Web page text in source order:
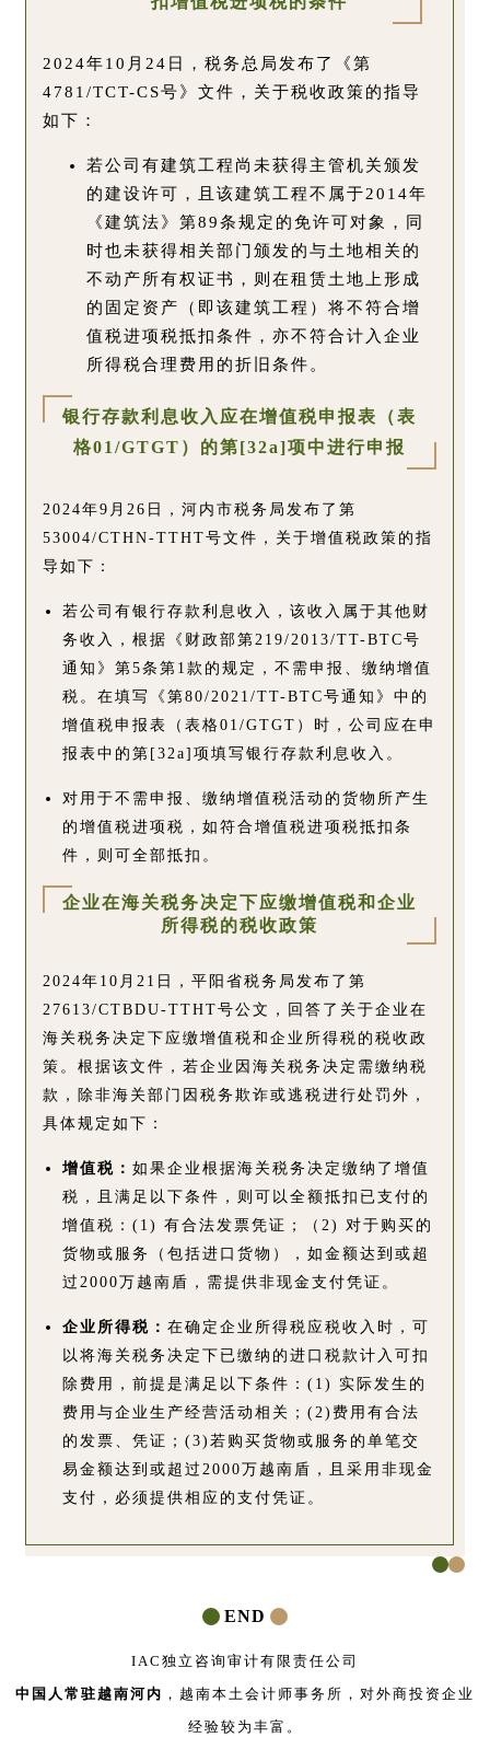
2024年10月24日，税务总局发布了《第
4781/TCT-CS号》文件，关于税收政策的指导
如下：
若公司有建筑工程尚未获得主管机关颁发
的建设许可，且该建筑工程不属于2014年
《建筑法》第89条规定的免许可对象，同
时也未获得相关部门颁发的与土地相关的
不动产所有权证书，则在租赁土地上形成
的固定资产（即该建筑工程）将不符合增
值税进项税抵扣条件，亦不符合计入企业
所得税合理费用的折旧条件。
银行存款利息收入应在增值税申报表（表
格01/GTGT）的第[32a]项中进行申报
2024年9月26日，河内市税务局发布了第
53004/CTHN-TTHT号文件，关于增值税政策的指
导如下：
若公司有银行存款利息收入，该收入属于其他财
务收入，根据《财政部第219/2013/TT-BTC号
通知》第5条第1款的规定，不需申报、缴纳增值
税。在填写《第80/2021/TT-BTC号通知》中的
增值税申报表（表格01/GTGT）时，公司应在申
报表中的第[32a]项填写银行存款利息收入。
对用于不需申报、缴纳增值税活动的货物所产生
的增值税进项税，如符合增值税进项税抵扣条
件，则可全部抵扣。
企业在海关税务决定下应缴增值税和企业
所得税的税收政策
2024年10月21日，平阳省税务局发布了第
27613/CTBDU-TTHT号公文，回答了关于企业在
海关税务决定下应缴增值税和企业所得税的税收政
策。根据该文件，若企业因海关税务决定需缴纳税
款，除非海关部门因税务欺诈或逃税进行处罚外，
具体规定如下：
增值税： 如果企业根据海关税务决定缴纳了增值
税，且满足以下条件，则可以全额抵扣已支付的
增值税：(1) 有合法发票凭证；（2) 对于购买的
货物或服务（包括进口货物），如金额达到或超
过2000万越南盾，需提供非现金支付凭证。
企业所得税： 在确定企业所得税应税收入时，可
以将海关税务决定下已缴纳的进口税款计入可扣
除费用，前提是满足以下条件： (1) 实际发生的
费用与企业生产经营活动相关； (2)费用有合法
的发票、凭证； (3)若购买货物或服务的单笔交
易金额达到或超过2000万越南盾，且采用非现金
支付，必须提供相应的支付凭证。
END
IAC独立咨询审计有限责任公司
中国人常驻越南河内 ，越南本土会计师事务所，对外商投资企业
经验较为丰富。